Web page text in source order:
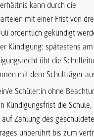
kann durch die
mit einer Frist von
ordentlich gekündigt
Kündigung: spätestens
übt die
mit dem Schulträger
e Schüler:in ohne
Kündigungsfrist die
auf Zahlung des
unberührt bis zum